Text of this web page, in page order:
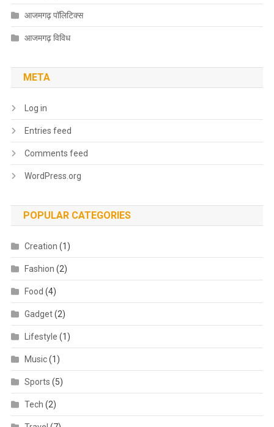
आजमगढ़ पॉलिटिक्स
आजमगढ़ विविध
META
Log in
Entries feed
Comments feed
WordPress.org
POPULAR CATEGORIES
Creation (1)
Fashion (2)
Food (4)
Gadget(2)
Lifestyle (1)
Music(1)
Sports (5)
Tech (2)